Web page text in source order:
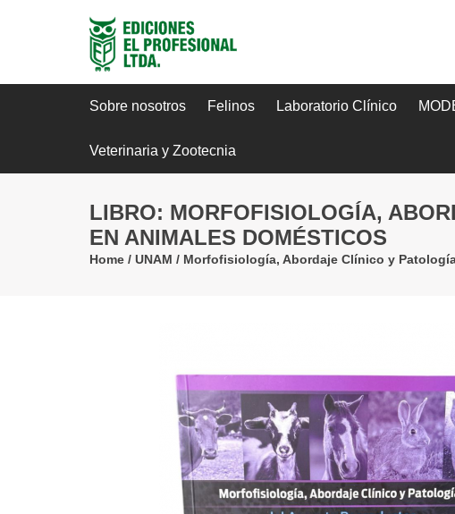
Sobre nosotros Felinos Laboratorio Clínico
Veterinaria y Zootecnia
LIBRO: MORFOFISIOLOGÍA,
EN ANIMALES DOMÉSTICOS
Home/ UNAM / Morfofisiología, Abordaje Clínico y